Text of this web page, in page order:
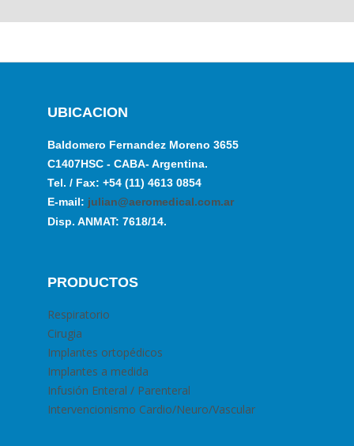
UBICACION
Baldomero Fernandez Moreno 3655
C1407HSC - CABA- Argentina.
Tel. / Fax: +54 (11) 4613 0854
E-mail: julian@aeromedical.com.ar
Disp. ANMAT: 7618/14.
PRODUCTOS
Respiratorio
Cirugia
Implantes ortopédicos
Implantes a medida
Infusión Enteral / Parenteral
Intervencionismo Cardio/Neuro/Vascular